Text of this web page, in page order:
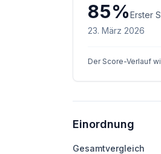
85%Erster
23. März 2026
Der Score-Verlauf
Einordnung
Gesamtvergleich